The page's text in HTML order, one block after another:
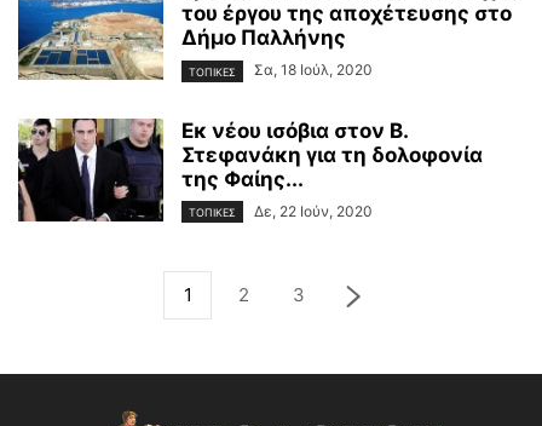
του έργου της αποχέτευσης στο
Δήμο Παλλήνης
ΤΟΠΙΚΕΣ Σα, 18 Ιούλ, 2020
Εκ νέου ισόβια στον Β.
Στεφανάκη για τη δολοφονία
της Φαίης...
ΤΟΠΙΚΕΣ Δε, 22 Ιούν, 2020
1 2 3